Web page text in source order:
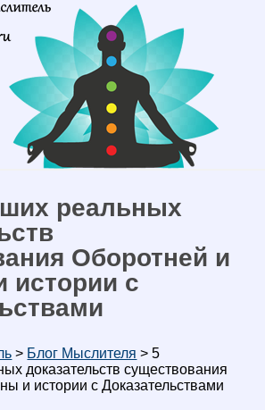
реальных
Оборотней и
истории с
> Блог Мыслителя >5
доказательств существования
и истории с Доказательствами